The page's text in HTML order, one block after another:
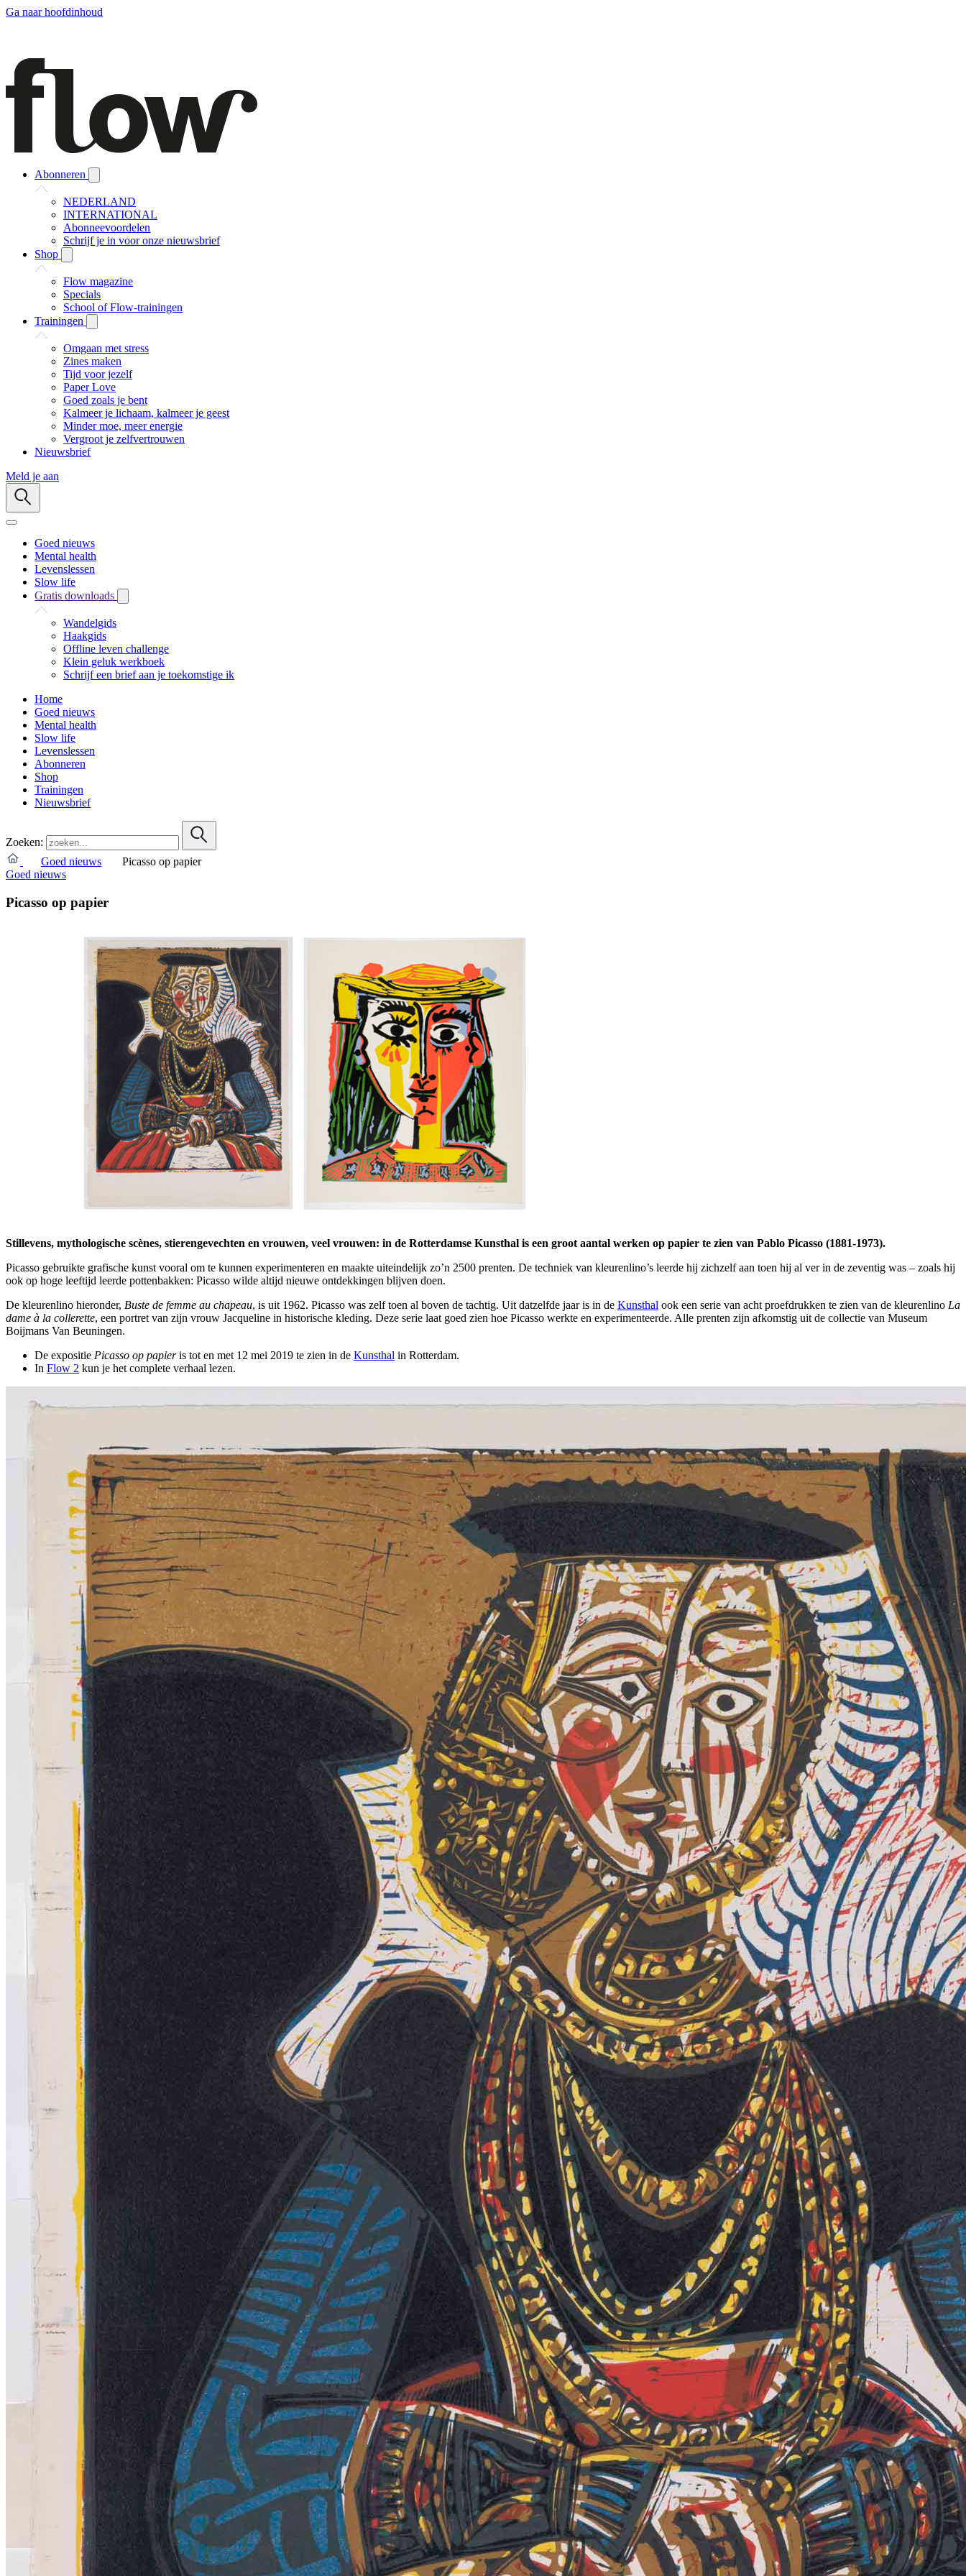
Ga naar hoofdinhoud
Abonneren
NEDERLAND
INTERNATIONAL
Abonneevoordelen
Schrijf je in voor onze nieuwsbrief
Shop
Flow magazine
Specials
School of Flow-trainingen
Trainingen
Omgaan met stress
Zines maken
Tijd voor jezelf
Paper Love
Goed zoals je bent
Kalmeer je lichaam, kalmeer je geest
Minder moe, meer energie
Vergroot je zelfvertrouwen
Nieuwsbrief
Meld je aan
Goed nieuws
Mental health
Levenslessen
Slow life
Gratis downloads
Wandelgids
Haakgids
Offline leven challenge
Klein geluk werkboek
Schrijf een brief aan je toekomstige ik
Home
Goed nieuws
Mental health
Slow life
Levenslessen
Abonneren
Shop
Trainingen
Nieuwsbrief
Zoeken:
Goed nieuws
Picasso op papier
Goed nieuws
Picasso op papier
Stillevens, mythologische scènes, stierengevechten en vrouwen, veel vrouwen: in de Rotterdamse Kunsthal is een groot aantal werken op papier te zien van Pablo Picasso (1881-1973).
Picasso gebruikte grafische kunst vooral om te kunnen experimenteren en maakte uiteindelijk zo’n 2500 prenten. De techniek van kleurenlino’s leerde hij zichzelf aan toen hij al ver in de zeventig was – zoals hij
ook op hoge leeftijd leerde pottenbakken: Picasso wilde altijd nieuwe ontdekkingen blijven doen.
De kleurenlino hieronder, Buste de femme au chapeau, is uit 1962. Picasso was zelf toen al boven de tachtig. Uit datzelfde jaar is in de Kunsthal ook een serie van acht proefdrukken te zien van de kleurenlino La
dame à la collerette, een portret van zijn vrouw Jacqueline in historische kleding. Deze serie laat goed zien hoe Picasso werkte en experimenteerde. Alle prenten zijn afkomstig uit de collectie van Museum
Boijmans Van Beuningen.
De expositie Picasso op papieris tot en met 12 mei 2019 te zien in de Kunsthal in Rotterdam.
In Flow 2 kun je het complete verhaal lezen.